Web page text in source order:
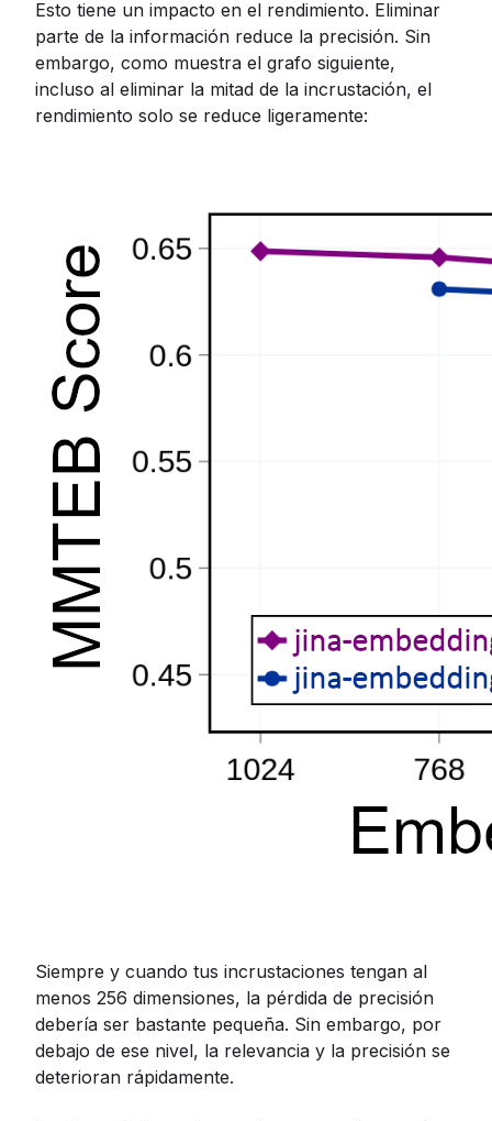
Esto tiene un impacto en el rendimiento. Eliminar
parte de la información reduce la precisión. Sin
embargo, como muestra el grafo siguiente,
incluso al eliminar la mitad de la incrustación, el
rendimiento solo se reduce ligeramente:
Siempre y cuando tus incrustaciones tengan al
menos 256 dimensiones, la pérdida de precisión
debería ser bastante pequeña. Sin embargo, por
debajo de ese nivel, la relevancia y la precisión se
deterioran rápidamente.